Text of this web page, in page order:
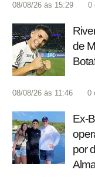
08/08/26 às 15:29 0
de
08/08/26 às 11:46 0
Ex-
por